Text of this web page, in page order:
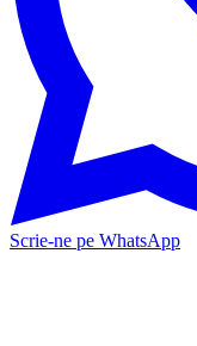
Scrie-ne pe WhatsApp